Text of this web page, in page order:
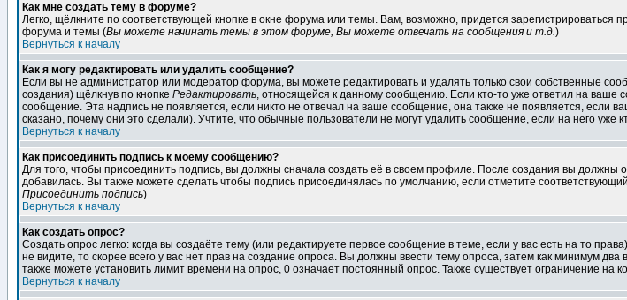
Как мне создать тему в форуме?
Легко, щёлкните по соответствующей кнопке в окне форума или темы. Вам, возможно, придется
форума и темы (Вы можете начинать темы в этом форуме, Вы можете отвечать на сообщения и т.д.)
Вернуться к началу
Как я могу редактировать или удалить сообщение?
Если вы не администратор или модератор форума, вы можете редактировать и удалять только свои собственные
создания) щёлкнув по кнопке Редактировать, относящейся к данному сообщению. Если кто-то уже ответил на ваше
сообщение. Эта надпись не появляется, если никто не отвечал на ваше сообщение, она также не появляется, если
сказано, почему они это сделали). Учтите, что обычные пользователи не могут удалить сообщение, если на него уже
Вернуться к началу
Как присоединить подпись к моему сообщению?
Для того, чтобы присоединить подпись, вы должны сначала создать её в своем профиле. После создания вы должны
добавилась. Вы также можете сделать чтобы подпись присоединялась по умолчанию, если отметите
Присоединить подпись)
Вернуться к началу
Как создать опрос?
Создать опрос легко: когда вы создаёте тему (или редактируете первое сообщение в теме, если у вас есть на то
не видите, то скорее всего у вас нет прав на создание опроса. Вы должны ввести тему опроса, затем как минимум
также можете установить лимит времени на опрос, 0 означает постоянный опрос. Также существует ограничение на
Вернуться к началу